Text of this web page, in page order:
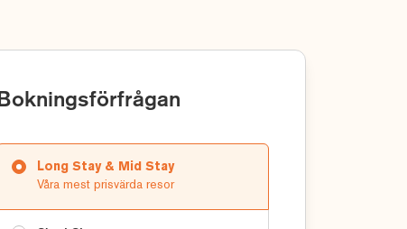
Bokningsförfrågan
Long Stay & Mid Stay
Våra mest prisvärda resor